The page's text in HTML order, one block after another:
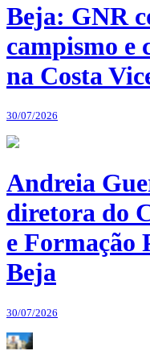
Beja: GNR
campismo e
na Costa
30/07/2026
Andreia
diretora do
e Formação
Beja
30/07/2026